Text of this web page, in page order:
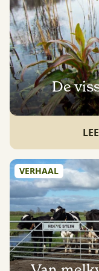
De
VERHAAL